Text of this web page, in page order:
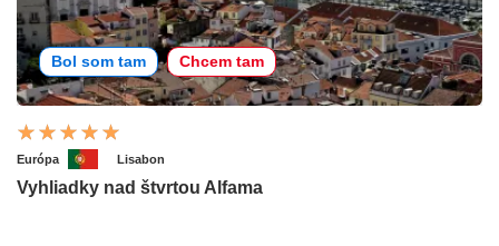
Bol som tam Chcem tam
Európa Lisabon
Vyhliadky nad štvrtou Alfama